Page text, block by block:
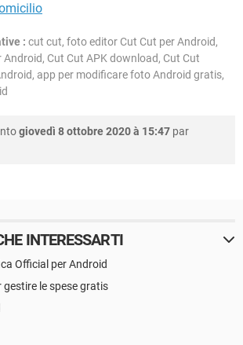
: cut cut, foto editor Cut Cut per Android,
Android, Cut Cut APK download, Cut Cut
app per modificare foto Android gratis,
giovedì 8 ottobre 2020 à 15:47 par
INTERESSARTI
Official per Android
gestire le spese gratis